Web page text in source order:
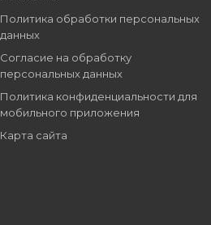
Политика обработки персональных
данных
Согласие на обработку
персональных данных
Политика конфиденциальности для
мобильного приложения
Карта сайта